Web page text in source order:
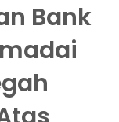
Bank